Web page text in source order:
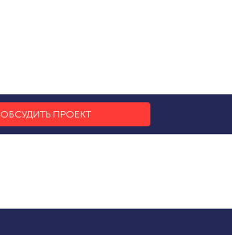
ОБСУДИТЬ ПРОЕКТ